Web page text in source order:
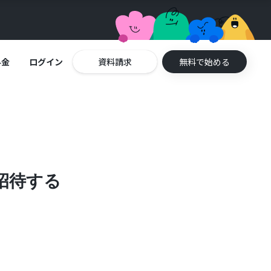
ログイン 資料請求 無料で始める
待する